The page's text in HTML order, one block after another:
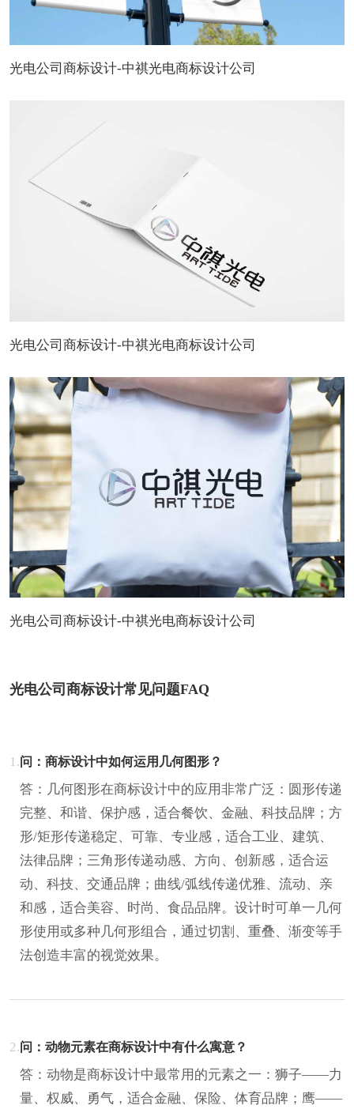
光电公司商标设计-中祺光电商标设计公司
光电公司商标设计-中祺光电商标设计公司
光电公司商标设计-中祺光电商标设计公司
光电公司商标设计常见问题FAQ
1.问：商标设计中如何运用几何图形？
答：几何图形在商标设计中的应用非常广泛：圆形传递
完整、和谐、保护感，适合餐饮、金融、科技品牌；方
形/矩形传递稳定、可靠、专业感，适合工业、建筑、
法律品牌；三角形传递动感、方向、创新感，适合运
动、科技、交通品牌；曲线/弧线传递优雅、流动、亲
和感，适合美容、时尚、食品品牌。设计时可单一几何
形使用或多种几何形组合，通过切割、重叠、渐变等手
法创造丰富的视觉效果。
2.问：动物元素在商标设计中有什么寓意？
答：动物是商标设计中最常用的元素之一：狮子——力
量、权威、勇气，适合金融、保险、体育品牌；鹰——